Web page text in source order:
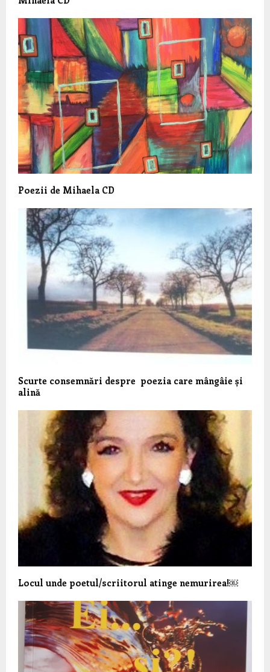
Poezii de Mihaela CD
Scurte consemnări despre poezia care mângâie și
alină
Locul unde poetul/scriitorul atinge nemurirea!￼